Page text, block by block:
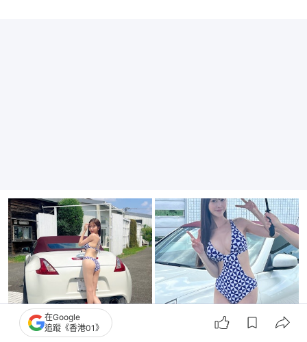
在Google
追蹤《香港01》